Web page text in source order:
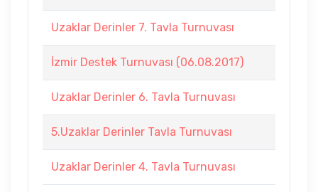
Uzaklar Derinler 7. Tavla Turnuvası
İzmir Destek Turnuvası (06.08.2017)
Uzaklar Derinler 6. Tavla Turnuvası
5.Uzaklar Derinler Tavla Turnuvası
Uzaklar Derinler 4. Tavla Turnuvası